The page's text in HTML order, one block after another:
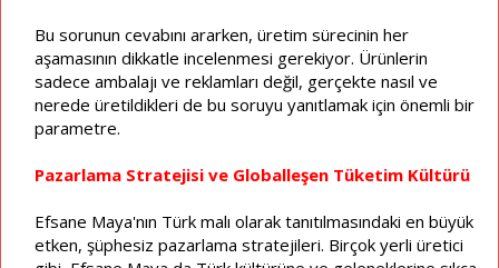
Bu sorunun cevabını ararken, üretim sürecinin her
aşamasının dikkatle incelenmesi gerekiyor. Ürünlerin
sadece ambalajı ve reklamları değil, gerçekte nasıl ve
nerede üretildikleri de bu soruyu yanıtlamak için önemli bir
parametre.
Pazarlama Stratejisi ve Globalleşen Tüketim Kültürü
Efsane Maya'nın Türk malı olarak tanıtılmasındaki en büyük
etken, şüphesiz pazarlama stratejileri. Birçok yerli üretici